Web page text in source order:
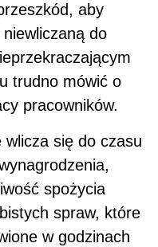
aby
do
trudno mówić o
pracowników.
się do czasu
spożycia
spraw, które
w godzinach